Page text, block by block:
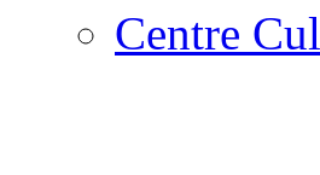
Centre